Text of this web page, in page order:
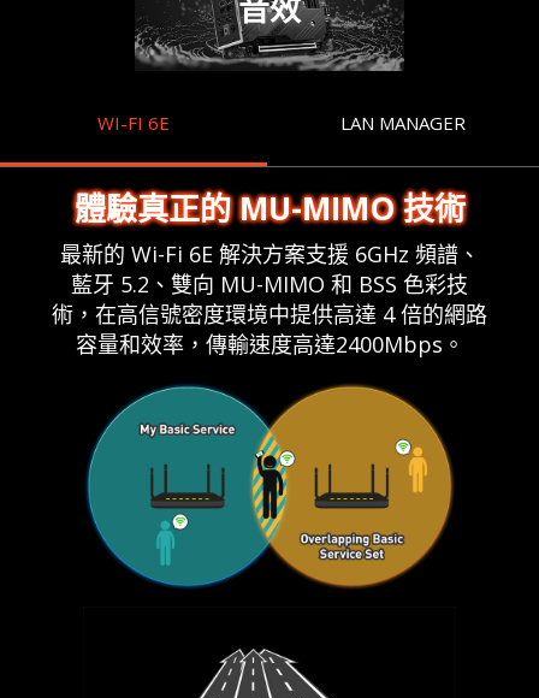
音效
WI-FI 6E LAN MANAGER
體驗真正的 MU-MIMO 技術
最新的 Wi-Fi 6E 解決方案支援 6GHz 頻譜、
藍牙 5.2、雙向 MU-MIMO 和 BSS 色彩技
術，在高信號密度環境中提供高達 4 倍的網路
容量和效率，傳輸速度高達2400Mbps。